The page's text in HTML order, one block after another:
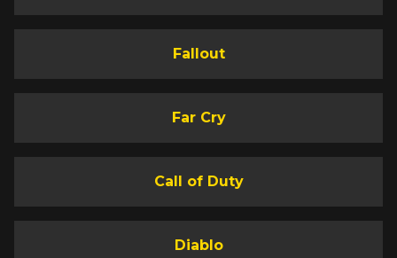
Fallout
Far Cry
Call of Duty
Diablo